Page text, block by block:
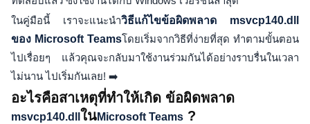
ในคู่มือนี้ เราจะแนะนำวิธีแก้ไขข้อผิดพลาด msvcp140.dll
ของ Microsoft Teamsโดยเริ่มจากวิธีที่ง่ายที่สุด ทำตามขั้นตอน
ไปเรื่อยๆ แล้วคุณจะกลับมาใช้งานร่วมกันได้อย่างราบรื่นในเวลา
ไม่นาน ไปเริ่มกันเลย! ➡️
อะไรคือสาเหตุที่ทำให้เกิด ข้อผิดพลาด
msvcp140.dll ในMicrosoft Teams ?